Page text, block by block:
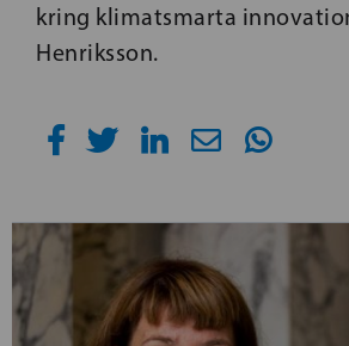
kring klimatsmarta
Henriksson.